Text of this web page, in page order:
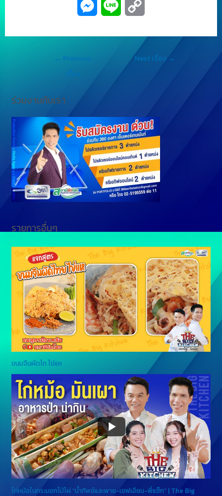
g
e
r
e
n
k
← Previous
เรื่อง
Next เรื่อง→
ร่วมงานกับเรา
รายการอื่นๆ
ขนมจีนผัดไท ไข่แห
ไก่หม้อในกระบอกไม้ไผ่ “น้ำทิพย์และพาย-เชฟเอียน-พี่แซ็ก” | The Big